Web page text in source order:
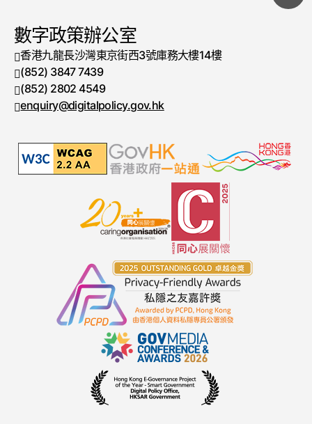
數字政策辦公室
香港九龍長沙灣東京街西3號庫務大樓14樓
電話號碼
(852) 3847 7439
傳真號碼
(852) 2802 4549
enquiry@digitalpolicy.gov.hk